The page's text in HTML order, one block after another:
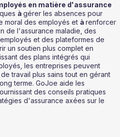
en matière d'assurance
à gérer les absences pour
moral des employés et à renforcer
de l'assurance maladie, des
et des plateformes de
un soutien plus complet en
des plans intégrés qui
les entreprises peuvent
travail plus sains tout en gérant
terme. GoJoe aide les
des conseils pratiques
d'assurance axées sur le